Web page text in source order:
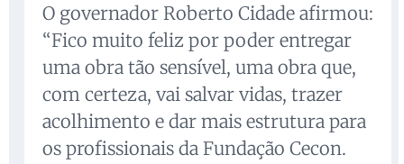
O governador Roberto Cidade afirmou:
“Fico muito feliz por poder entregar
uma obra tão sensível, uma obra que,
com certeza, vai salvar vidas, trazer
acolhimento e dar mais estrutura para
os profissionais da Fundação Cecon.